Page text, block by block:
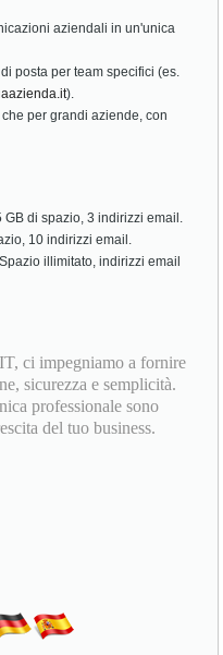
aziendali in un'unica
posta per team specifici (es.
).
per grandi aziende, con
GB di spazio, 3 indirizzi email.
10 indirizzi email.
illimitato, indirizzi email
ci impegniamo a fornire
sicurezza e semplicità.
professionale sono
del tuo business.